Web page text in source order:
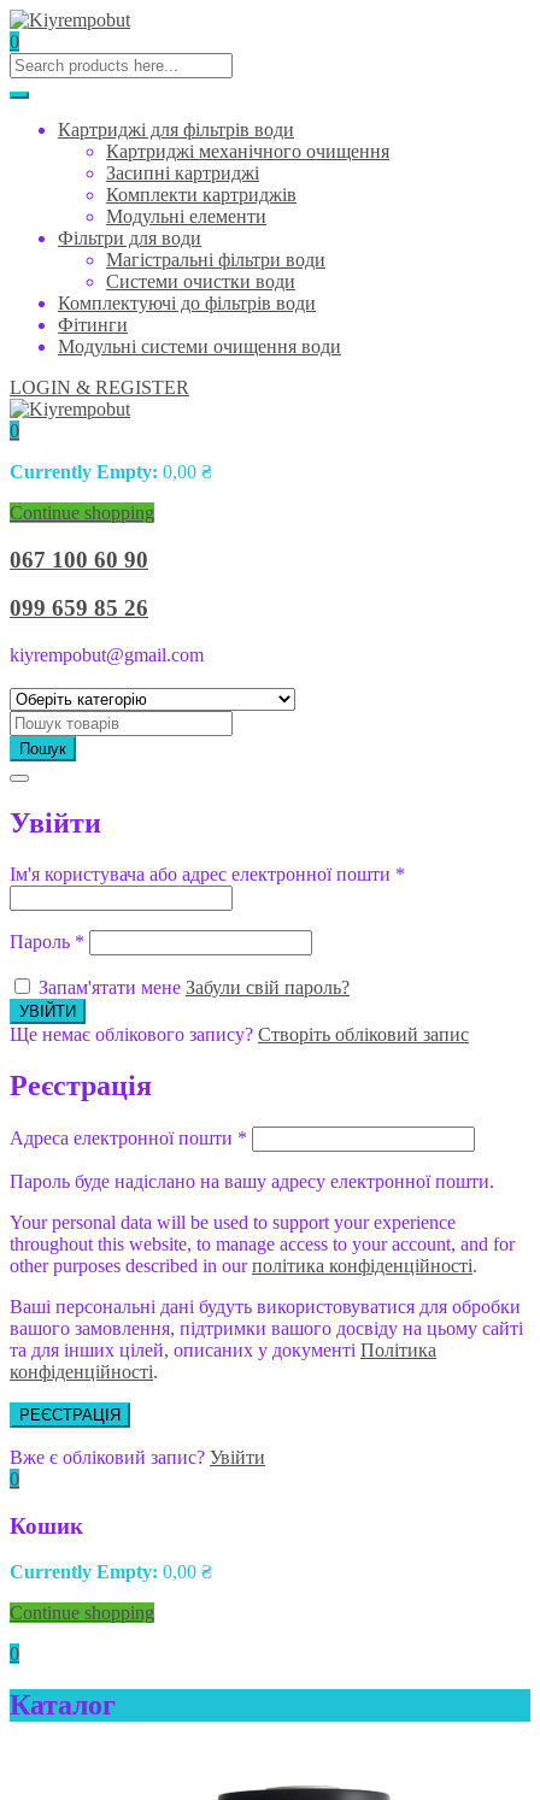
0
Картриджі для фільтрів води
Картриджі механічного очищення
Засипні картриджі
Комплекти картриджів
Модульні елементи
Фільтри для води
Магістральні фільтри води
Системи очистки води
Комплектуючі до фільтрів води
Фітинги
Модульні системи очищення води
LOGIN & REGISTER
0
Currently Empty: 0,00 ₴
Continue shopping
067 100 60 90
099 659 85 26
kiyrempobut@gmail.com
Пошук
Увійти
Ім'я користувача або адрес електронної пошти *
Пароль *
Запам'ятати мене Забули свій пароль?
Ще немає облікового запису? Створіть обліковий запис
Реєстрація
Адреса електронної пошти *
Пароль буде надіслано на вашу адресу електронної пошти.
Your personal data will be used to support your experience
throughout this website, to manage access to your account, and for
other purposes described in ourполітика конфіденційності.
Ваші персональні дані будуть використовуватися для обробки
вашого замовлення, підтримки вашого досвіду на цьому сайті
та для інших цілей, описаних у документі Політика
конфіденційності.
РЕЄСТРАЦІЯ
Вже є обліковий запис? Увійти
0
Кошик
Currently Empty: 0,00 ₴
Continue shopping
0
Каталог